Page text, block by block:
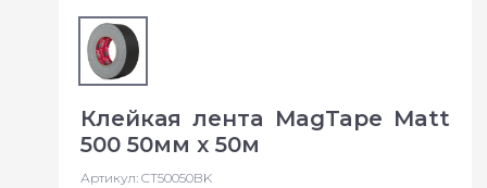
Клейкая лента MagTape Matt
500 50мм х 50м
Артикул: CT50050BK